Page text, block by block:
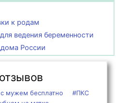
к родам
ведения беременности
России
мужем бесплатно
#ПКС